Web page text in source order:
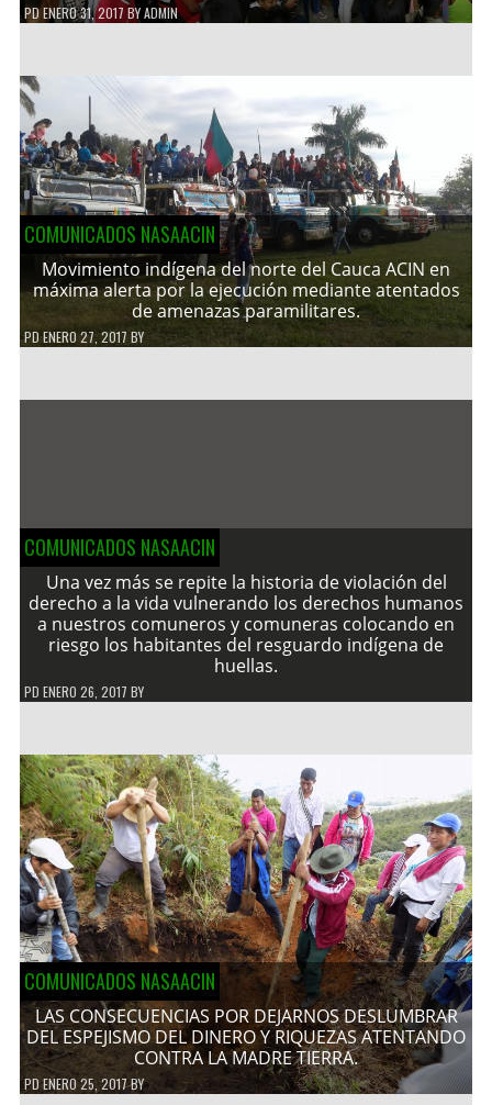
PDENERO 31, 2017 BYADMIN
COMUNICADOS NASAACIN
Movimiento indígena del norte del Cauca ACIN en
máxima alerta por la ejecución mediante atentados
de amenazas paramilitares.
PDENERO 27, 2017 BY
COMUNICADOS NASAACIN
Una vez más se repite la historia de violación del
derecho a la vida vulnerando los derechos humanos
a nuestros comuneros y comuneras colocando en
riesgo los habitantes del resguardo indígena de
huellas.
PD ENERO 26, 2017 BY
COMUNICADOS NASAACIN
LAS CONSECUENCIAS POR DEJARNOS DESLUMBRAR
DEL ESPEJISMO DEL DINERO Y RIQUEZAS ATENTANDO
CONTRA LA MADRE TIERRA.
PDENERO 25, 2017BY